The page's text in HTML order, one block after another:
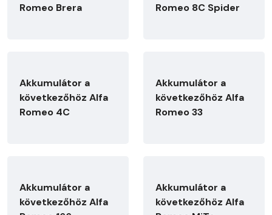
Romeo Brera
Romeo 8C Spider
Akkumulátor a
következőhöz Alfa
Romeo 4C
Akkumulátor a
következőhöz Alfa
Romeo 33
Akkumulátor a
következőhöz Alfa
Akkumulátor a
következőhöz Alfa